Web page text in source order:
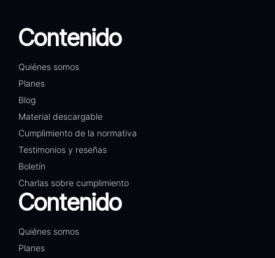
Contenido
Quiénes somos
Planes
Blog
Material descargable
Cumplimiento de la normativa
Testimonios y reseñas
Boletín
Charlas sobre cumplimiento
Contenido
Quiénes somos
Planes